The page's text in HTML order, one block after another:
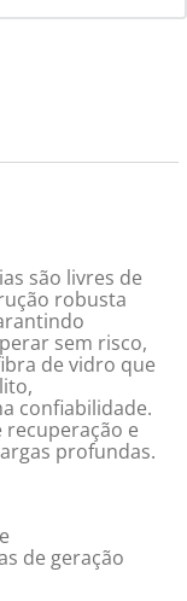
são livres de
robusta
sem risco,
de vidro que
confiabilidade.
recuperação e
profundas.
de geração